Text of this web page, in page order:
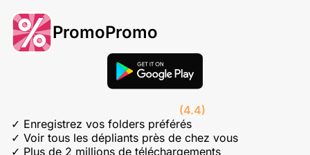
PromoPromo
(4.4)
✓ Enregistrez vos folders préférés
✓ Voir tous les dépliants près de chez vous
✓ Plus de 2 millions de téléchargements